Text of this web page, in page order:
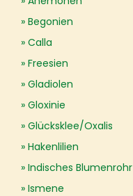
Begonien
Calla
Freesien
Gladiolen
Gloxinie
Glücksklee/Oxalis
Hakenlilien
Indisches Blumenrohr
Ismene